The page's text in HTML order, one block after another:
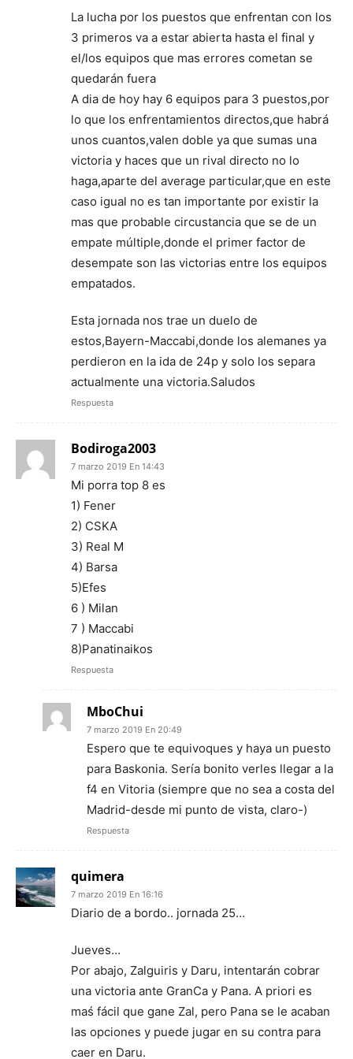
La lucha por los puestos que enfrentan con los
3 primeros va a estar abierta hasta el final y
el/los equipos que mas errores cometan se
quedarán fuera
A dia de hoy hay 6 equipos para 3 puestos,por
lo que los enfrentamientos directos,que habrá
unos cuantos,valen doble ya que sumas una
victoria y haces que un rival directo no lo
haga,aparte del average particular,que en este
caso igual no es tan importante por existir la
mas que probable circustancia que se de un
empate múltiple,donde el primer factor de
desempate son las victorias entre los equipos
empatados.
Esta jornada nos trae un duelo de
estos,Bayern-Maccabi,donde los alemanes ya
perdieron en la ida de 24p y solo los separa
actualmente una victoria.Saludos
Respuesta
Bodiroga2003
7 marzo 2019 En 14:43
Mi porra top 8 es
1) Fener
2) CSKA
3) Real M
4) Barsa
5)Efes
6 ) Milan
7 ) Maccabi
8)Panatinaikos
Respuesta
MboChui
7 marzo 2019 En 20:49
Espero que te equivoques y haya un puesto
para Baskonia. Sería bonito verles llegar a la
f4 en Vitoria (siempre que no sea a costa del
Madrid-desde mi punto de vista, claro-)
Respuesta
quimera
7 marzo 2019 En 16:16
Diario de a bordo.. jornada 25…
Jueves…
Por abajo, Zalguiris y Daru, intentarán cobrar
una victoria ante GranCa y Pana. A priori es
maś fácil que gane Zal, pero Pana se le acaban
las opciones y puede jugar en su contra para
caer en Daru.